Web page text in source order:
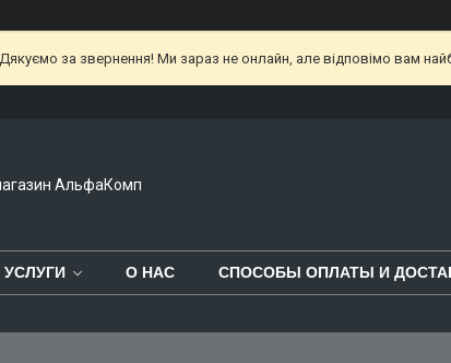
Дякуємо за звернення! Ми зараз не онлайн, але відповімо вам
АльфаКомп
О НАС СПОСОБЫ ОПЛАТЫ И